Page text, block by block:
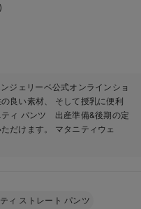
く使
ジェリーベ公式オンラインショ
良い素材、 そして授乳に便利
ティ パンツ 出産準備&後期の定
だけます。 マタニティウェ
ィ ストレート パンツ